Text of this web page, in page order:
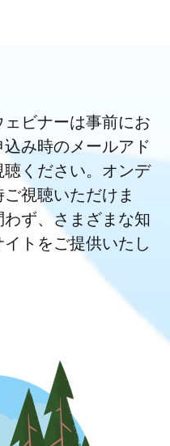
ビナーは事前にお
み時のメールアド
ください。オンデ
視聴いただけま
ず、さまざまな知
トをご提供いたし